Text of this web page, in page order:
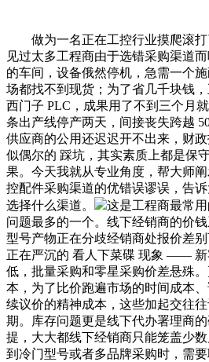
做为一名正在工控行业摸爬滚打
见过太多工程商由于选错采购渠道
的车间，设备俄然停机，急需一个
场都找不到现货；为了省几千块钱
西门子 PLC，成果用了不到三个月
条出产线停产两天，间接丧失跨越
供应商的公用还迟迟开不出来，财
似偶尔的 踩坑，其实素质上都是保
果。今天我就从专业角度，帮大师
控配件采购渠道的优错误谬误，告
选择什么渠道。
这是工程商最常
问题最多的一个。线下经销商的价
型号产物正在分歧经销商处报价差
正在严沉的 看人下菜碟 现象 —— 新
低，批量采购和零星采购价差悬殊
本，为了比价跑遍市场的时间成本
续议价的精神成本，这些加起交往
期。库存问题更是线下代办署理商
提，大大都线下经销商只能笼盖少
到冷门型号或者多品牌采购时，需